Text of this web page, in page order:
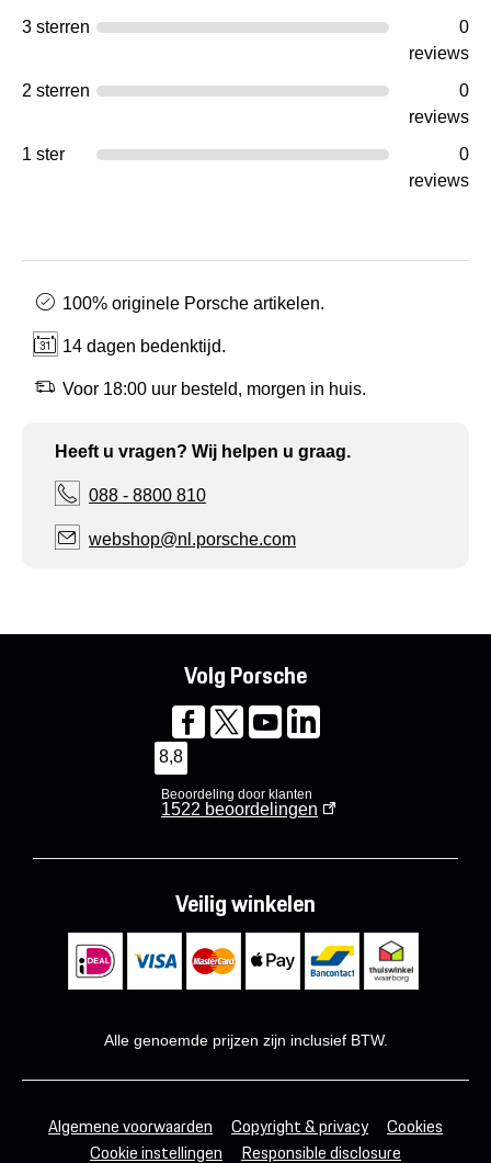
3 sterren
0
reviews
2 sterren
0
reviews
1 ster
0
reviews
100% originele Porsche artikelen.
14 dagen bedenktijd.
Voor 18:00 uur besteld, morgen in huis.
Heeft u vragen? Wij helpen u graag.
088 - 8800 810
webshop@nl.porsche.com
Volg Porsche
8,8
Beoordeling door klanten
1522 beoordelingen
Veilig winkelen
Alle genoemde prijzen zijn inclusief BTW.
Algemene voorwaarden Copyright & privacy
Cookies
Cookie instellingen
Responsible disclosure